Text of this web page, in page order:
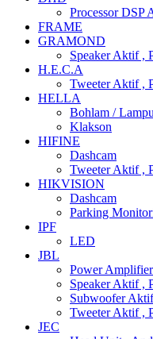
Processor DSP
FRAME
GRAMOND
Speaker Aktif ,
H.E.C.A
Tweeter Aktif ,
HELLA
Bohlam / Lampu
Klakson
HIFINE
Dashcam
Tweeter Aktif ,
HIKVISION
Dashcam
Parking
IPF
LED
JBL
Power
Speaker Aktif ,
Subwoofer
Tweeter Aktif ,
JEC